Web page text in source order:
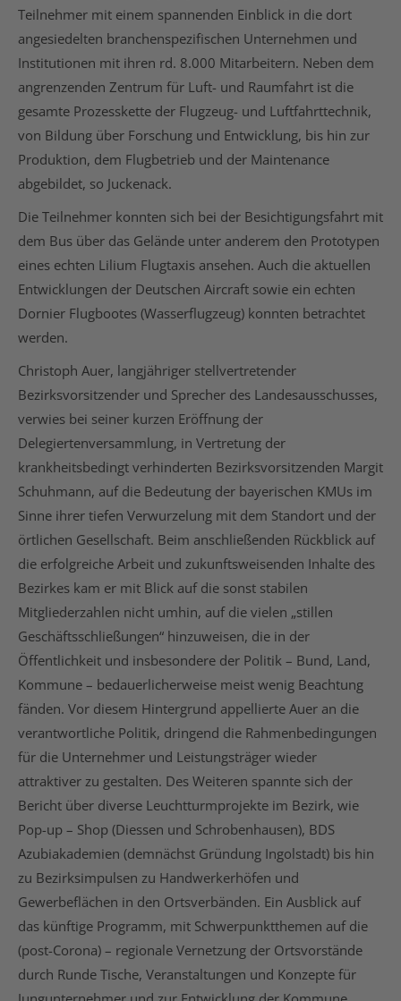
Teilnehmer mit einem spannenden Einblick in die dort
angesiedelten branchenspezifischen Unternehmen und
Institutionen mit ihren rd. 8.000 Mitarbeitern. Neben dem
angrenzenden Zentrum für Luft- und Raumfahrt ist die
gesamte Prozesskette der Flugzeug- und Luftfahrttechnik,
von Bildung über Forschung und Entwicklung, bis hin zur
Produktion, dem Flugbetrieb und der Maintenance
abgebildet, so Juckenack.
Die Teilnehmer konnten sich bei der Besichtigungsfahrt mit
dem Bus über das Gelände unter anderem den Prototypen
eines echten Lilium Flugtaxis ansehen. Auch die aktuellen
Entwicklungen der Deutschen Aircraft sowie ein echten
Dornier Flugbootes (Wasserflugzeug) konnten betrachtet
werden.
Christoph Auer, langjähriger stellvertretender
Bezirksvorsitzender und Sprecher des Landesausschusses,
verwies bei seiner kurzen Eröffnung der
Delegiertenversammlung, in Vertretung der
krankheitsbedingt verhinderten Bezirksvorsitzenden Margit
Schuhmann, auf die Bedeutung der bayerischen KMUs im
Sinne ihrer tiefen Verwurzelung mit dem Standort und der
örtlichen Gesellschaft. Beim anschließenden Rückblick auf
die erfolgreiche Arbeit und zukunftsweisenden Inhalte des
Bezirkes kam er mit Blick auf die sonst stabilen
Mitgliederzahlen nicht umhin, auf die vielen „stillen
Geschäftsschließungen“ hinzuweisen, die in der
Öffentlichkeit und insbesondere der Politik – Bund, Land,
Kommune – bedauerlicherweise meist wenig Beachtung
fänden. Vor diesem Hintergrund appellierte Auer an die
verantwortliche Politik, dringend die Rahmenbedingungen
für die Unternehmer und Leistungsträger wieder
attraktiver zu gestalten. Des Weiteren spannte sich der
Bericht über diverse Leuchtturmprojekte im Bezirk, wie
Pop-up – Shop (Diessen und Schrobenhausen), BDS
Azubiakademien (demnächst Gründung Ingolstadt) bis hin
zu Bezirksimpulsen zu Handwerkerhöfen und
Gewerbeflächen in den Ortsverbänden. Ein Ausblick auf
das künftige Programm, mit Schwerpunktthemen auf die
(post-Corona) – regionale Vernetzung der Ortsvorstände
durch Runde Tische, Veranstaltungen und Konzepte für